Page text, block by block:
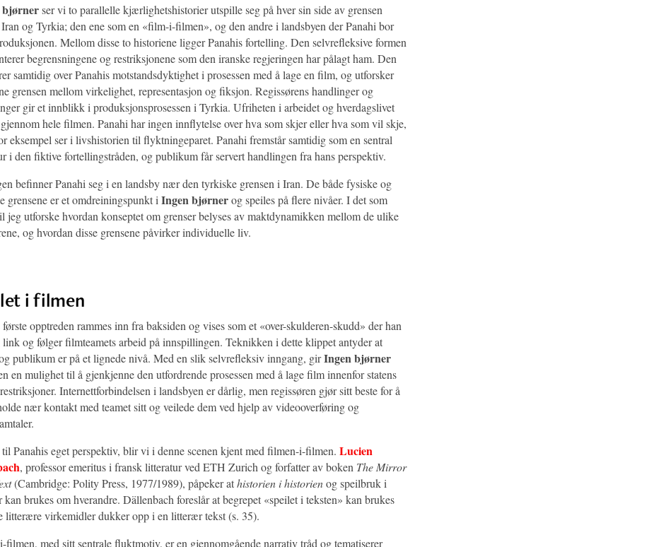
bjørnerser vi to parallelle kjærlighetshistorier utspille seg på hver sin side av grensen
og Tyrkia; den ene som en «film-i-filmen», og den andre i landsbyen der Panahi bor
Mellom disse to historiene ligger Panahis fortelling. Den selvrefleksive formen
begrensningene og restriksjonene som den iranske regjeringen har pålagt ham. Den
samtidig over Panahis motstandsdyktighet i prosessen med å lage en film, og utforsker
grensen mellom virkelighet, representasjon og fiksjon. Regissørens handlinger og
gir et innblikk i produksjonsprosessen i Tyrkia. Ufriheten i arbeidet og hverdagslivet
hele filmen. Panahi har ingen innflytelse over hva som skjer eller hva som vil skje,
eksempel ser i livshistorien til flyktningeparet. Panahi fremstår samtidig som en sentral
i den fiktive fortellingstråden, og publikum får servert handlingen fra hans perspektiv.
befinner Panahi seg i en landsby nær den tyrkiske grensen i Iran. De både fysiske og
grensene er et omdreiningspunkt i Ingen bjørnerog speiles på flere nivåer. I det som
jeg utforske hvordan konseptet om grenser belyses av maktdynamikken mellom de ulike
og hvordan disse grensene påvirker individuelle liv.
i filmen
første opptreden rammes inn fra baksiden og vises som et «over-skulderen-skudd» der han
link og følger filmteamets arbeid på innspillingen. Teknikken i dette klippet antyder at
publikum er på et lignede nivå. Med en slik selvrefleksiv inngang, girIngen bjørner
en mulighet til å gjenkjenne den utfordrende prosessen med å lage film innenfor statens
Internettforbindelsen i landsbyen er dårlig, men regissøren gjør sitt beste for å
nær kontakt med teamet sitt og veilede dem ved hjelp av videooverføring og
Panahis eget perspektiv, blir vi i denne scenen kjent med filmen-i-filmen. Lucien
, professor emeritus i fransk litteratur ved ETH Zurich og forfatter av boken The Mirror
(Cambridge: Polity Press, 1977/1989), påpeker athistorien i historienog speilbruk i
kan brukes om hverandre. Dällenbach foreslår at begrepet «speilet i teksten» kan brukes
litterære virkemidler dukker opp i en litterær tekst (s. 35).
filmen, med sitt sentrale fluktmotiv, er en gjennomgående narrativ tråd og tematiserer